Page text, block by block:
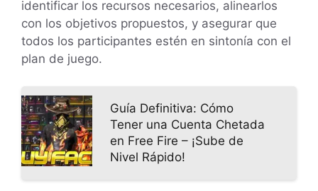
identificar los recursos necesarios, alinearlos
con los objetivos propuestos, y asegurar que
todos los participantes estén en sintonía con el
plan de juego.
Guía Definitiva: Cómo
Tener una Cuenta Chetada
en Free Fire – ¡Sube de
Nivel Rápido!